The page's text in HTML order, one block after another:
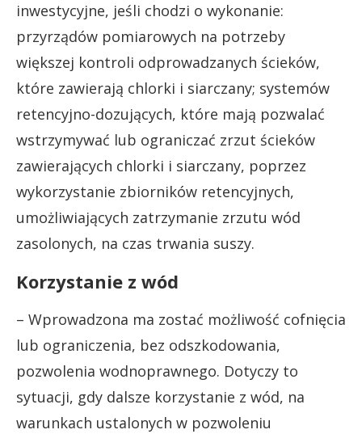
inwestycyjne, jeśli chodzi o wykonanie:
przyrządów pomiarowych na potrzeby
większej kontroli odprowadzanych ścieków,
które zawierają chlorki i siarczany; systemów
retencyjno-dozujących, które mają pozwalać
wstrzymywać lub ograniczać zrzut ścieków
zawierających chlorki i siarczany, poprzez
wykorzystanie zbiorników retencyjnych,
umożliwiających zatrzymanie zrzutu wód
zasolonych, na czas trwania suszy.
Korzystanie z wód
– Wprowadzona ma zostać możliwość cofnięcia
lub ograniczenia, bez odszkodowania,
pozwolenia wodnoprawnego. Dotyczy to
sytuacji, gdy dalsze korzystanie z wód, na
warunkach ustalonych w pozwoleniu